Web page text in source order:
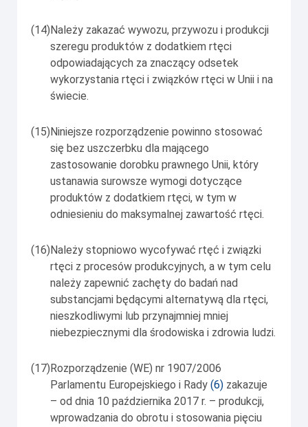
(14) Należy zakazać wywozu, przywozu i produkcji
szeregu produktów z dodatkiem rtęci
odpowiadających za znaczący odsetek
wykorzystania rtęci i związków rtęci w Unii i na
świecie.
(15) Niniejsze rozporządzenie powinno stosować
się bez uszczerbku dla mającego
zastosowanie dorobku prawnego Unii, który
ustanawia surowsze wymogi dotyczące
produktów z dodatkiem rtęci, w tym w
odniesieniu do maksymalnej zawartość rtęci.
(16) Należy stopniowo wycofywać rtęć i związki
rtęci z procesów produkcyjnych, a w tym celu
należy zapewnić zachęty do badań nad
substancjami będącymi alternatywą dla rtęci,
nieszkodliwymi lub przynajmniej mniej
niebezpiecznymi dla środowiska i zdrowia ludzi.
(17) Rozporządzenie (WE) nr 1907/2006
Parlamentu Europejskiego i Rady (6) zakazuje
– od dnia 10 października 2017 r. – produkcji,
wprowadzania do obrotu i stosowania pięciu